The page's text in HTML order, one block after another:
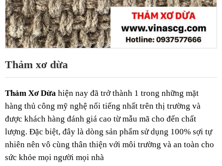
Thảm xơ dừa
Thảm Xơ Dừahiện nay đã trở thành 1 trong những mặt
hàng thủ công mỹ nghệ nổi tiếng nhất trên thị trường và
được khách hàng đánh giá cao từ mẫu mã cho đến chất
lượng. Đặc biệt, đây là dòng sản phẩm sử dụng 100% sợi tự
nhiên nên vô cùng thân thiện với môi trường và an toàn cho
sức khỏe mọi người mọi nhà